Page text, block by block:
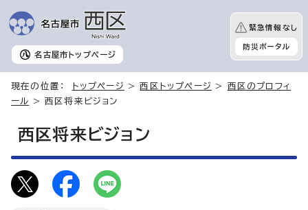
名古屋市 トップページ
緊急情報なし
防災ポータル
現在の位置： トップページ >西区トップページ > 西区のプロフィ
ール
> 西区将来ビジョン
西区将来ビジョン